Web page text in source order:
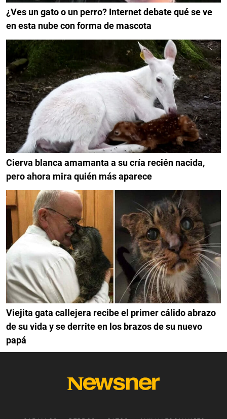
¿Ves un gato o un perro? Internet debate qué se ve
en esta nube con forma de mascota
Cierva blanca amamanta a su cría recién nacida,
pero ahora mira quién más aparece
Viejita gata callejera recibe el primer cálido abrazo
de su vida y se derrite en los brazos de su nuevo
papá